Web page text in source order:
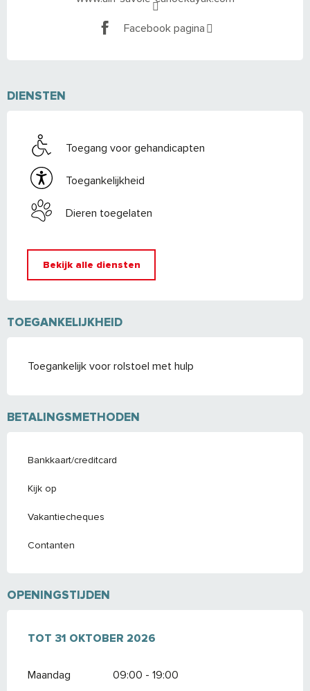
Facebook pagina
DIENSTEN
Toegang voor gehandicapten
Toegankelijkheid
Dieren toegelaten
Bekijk alle diensten
TOEGANKELIJKHEID
Toegankelijk voor rolstoel met hulp
BETALINGSMETHODEN
Bankkaart/creditcard
Kijk op
Vakantiecheques
Contanten
OPENINGSTIJDEN
VANAF15 APRIL 2026TOT
TOT 31 OKTOBER 2026
Maandag 09:00 - 19:00